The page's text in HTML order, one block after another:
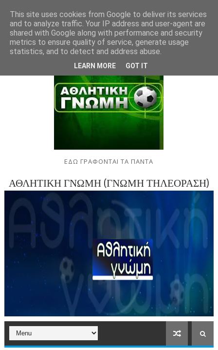
ΕΔΩ ΓΡΑΦΟΝΤΑΙ ΤΑ ΠΑΝΤΑ
ΑΘΛΗΤΙΚΗ ΓΝΩΜΗ (ΓΝΩΜΗ ΤΗΛΕΟΡΑΣΗ)
This site uses cookies from Google to deliver its services
and to analyze traffic. Your IP address and user-agent are
shared with Google along with performance and security
metrics to ensure quality of service, generate usage
statistics, and to detect and address abuse.
LEARN MORE GOT IT